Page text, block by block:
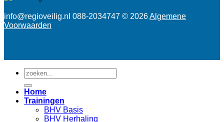
info@regioveilig.nl 088-2034747 © 2026Algemene
Voorwaarden
Zoeken
naar:
Home
Trainingen
BHV Basis
BHV Herhaling